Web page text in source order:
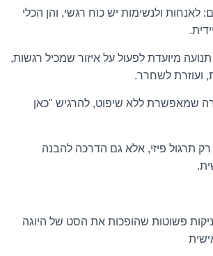
לאנחות ולנשימות יש כוח רגשי, והן הכלי
מיועדת לפעול על איזור שמכיל רגשות,
ועוזרת לשחרר.
שמאפשרת ללא שיפוט, להרגיש "כאן
רק תרגול פיזי, אלא גם הדרכה להבנה
פשוטות שהופכות את הסט של היוגה